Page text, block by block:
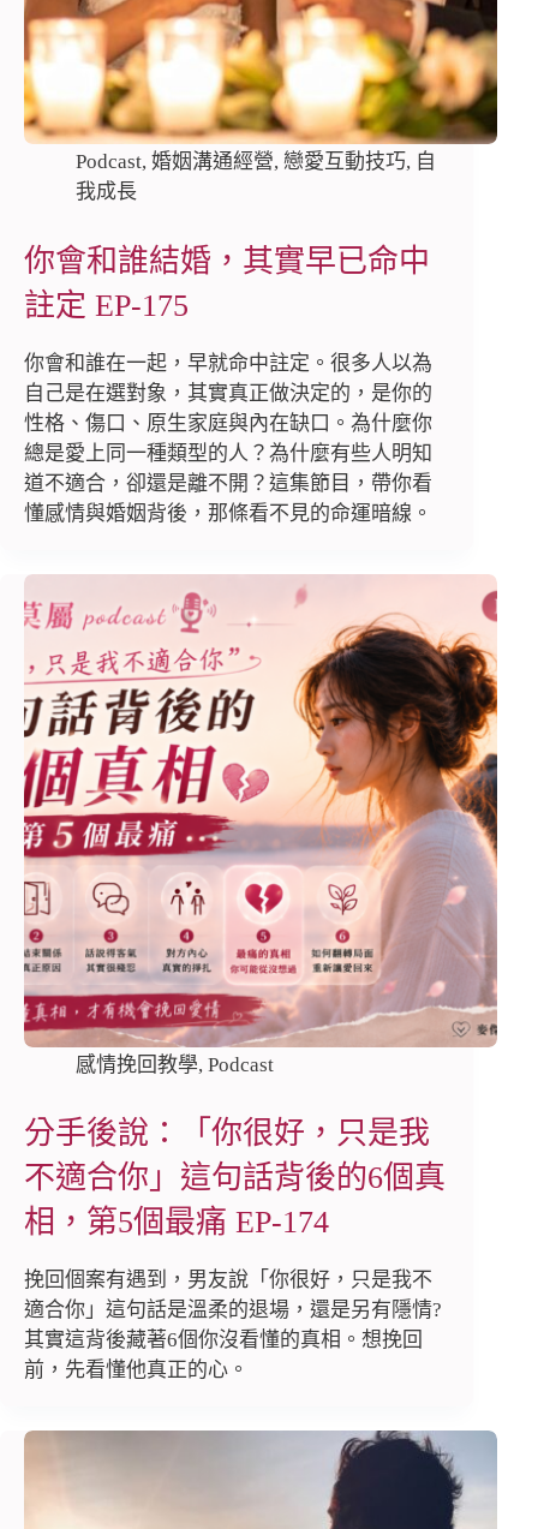
Podcast, 婚姻溝通經營, 戀愛互動技巧, 自
我成長
你會和誰結婚，其實早已命中
註定 EP-175
你會和誰在一起，早就命中註定。很多人以為
自己是在選對象，其實真正做決定的，是你的
性格、傷口、原生家庭與內在缺口。為什麼你
總是愛上同一種類型的人？為什麼有些人明知
道不適合，卻還是離不開？這集節目，帶你看
懂感情與婚姻背後，那條看不見的命運暗線。
感情挽回教學, Podcast
分手後說：「你很好，只是我
不適合你」這句話背後的6個真
相，第5個最痛 EP-174
挽回個案有遇到，男友說「你很好，只是我不
適合你」這句話是溫柔的退場，還是另有隱情?
其實這背後藏著6個你沒看懂的真相。想挽回
前，先看懂他真正的心。